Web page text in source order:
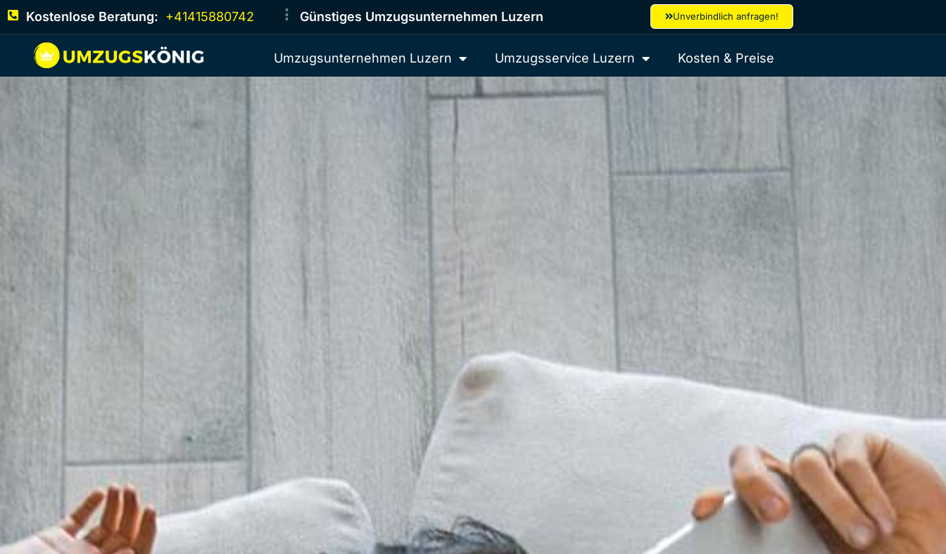
Kostenlose Beratung: +41415880742 Günstiges Umzugsunternehmen Luzern Unverbindlich anfragen!
Umzugsunternehmen Luzern Umzugsservice Luzern Kosten & Preise